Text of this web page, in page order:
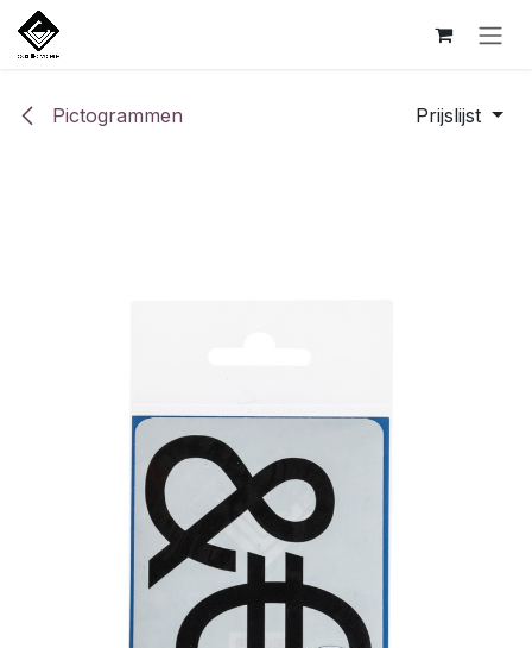
Overslaan naar inhoud
Pictogrammen Prijslijst